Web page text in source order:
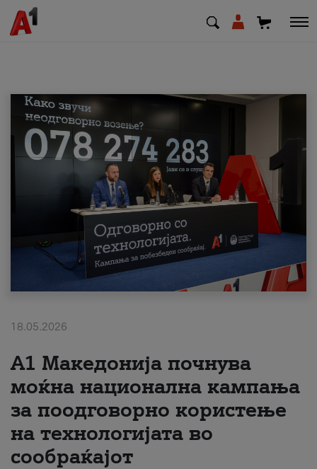
МК EN SQ
Деловни
Поддршка
Надополни кредит
#ПодобарОнлајн
18.05.2026
A1 Македонија почнува
моќна национална кампања
за поодговорно користење
на технологијата во
сообраќајот